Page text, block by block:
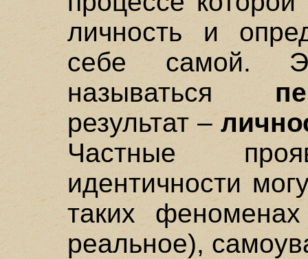
личность и
себе самой.
называться
результат –
Частные
идентичности
таких
реальное),